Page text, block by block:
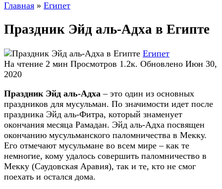
Главная » Египет
Праздник Эйд аль-Адха в Египте
Египет
На чтение 2 мин Просмотров 1.2к. Обновлено Июн 30,
2020
Праздник Эйд аль-Адха – это один из основных
праздников для мусульман. По значимости идет после
праздника Эйд аль-Фитра, который знаменует
окончания месяца Рамадан. Эйд аль-Адха посвящен
окончанию мусульманского паломничества в Мекку.
Его отмечают мусульмане во всем мире – как те
немногие, кому удалось совершить паломничество в
Мекку (Саудовская Аравия), так и те, кто не смог
поехать и остался дома.